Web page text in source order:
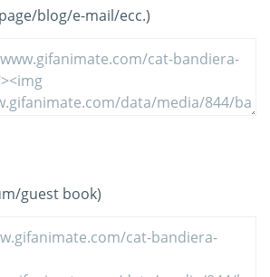
blog/e-mail/ecc.)
guest book)